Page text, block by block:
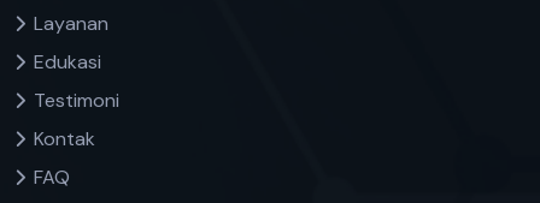
Layanan
Edukasi
Testimoni
Kontak
FAQ